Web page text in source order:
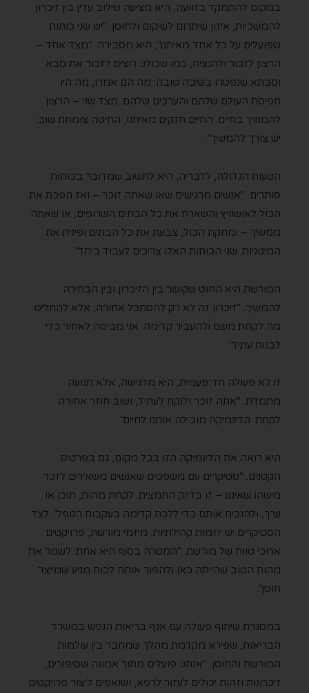
במקום להתמקד בזוועה, היא מציעה שילוב עדין בין זיכרון
להמשכיות, איזון שיתרום לשיקום ולחוסן. "יש שני כוחות
שפועלים על כל אחד מאיתנו", היא מסבירה. "מצד אחד –
הרצון לזכור ולהנציח, כמו שכולנו רוצים לזכור את סבא
וסבתא שנפטרו בשיבה טובה: מה הם אמרו, מה היו
תפיסת העולם שלהם והערכים שלהם. מצד שני – הרצון
להמשיך בחיים. החיים חזקים מאיתנו, החיטה צומחת שוב.
יש צורך להמשיך".
הטעות הגדולה, לדבריה, היא לחשוב שמדובר בכוחות
סותרים. "אנשים מרגישים שאו שאתה זוכר – ואז הפכת את
הכול לאושוויץ והשארת את כל הבתים השרופים, או שאתה
ממשיך – ומחקת הכול, צבעת את כל הבתים ופינית את
המיגוניות. שני הכוחות האלו צריכים לעבוד ביחד".
המורשת היא החוט שקושר בין הזיכרון ובין הבחירה
להמשיך. "זיכרון זה לא רק להסתכל אחורה, אלא להחליט
מה לקחת משם ולהעביר קדימה. אני מביטה לאחור כדי
לבנות עתיד".
זו לא פעולה חד־פעמית, היא מדגישה, אלא תנועה
מתמדת. "אתה זוכר ולוקח לעתיד, ושוב חוזר אחורה
לקחת. הדינמיקה מובילה אותנו לחיים".
היא רואה את הדינמיקה הזו בכל מקום, גם בפרטים
הקטנים. "סטיקרים עם משפטים שאנשים משאירים לזכר
מישהו שאיננו – זו בדיוק התמצית. לקחת מהות, תוכן או
ערך, ולהנכיח אותם כדי ללכת קדימה בעקבות הנופל". לצד
הסטיקרים יש יוזמות קהילתיות, מיזמי מורשת, פרויקטים
ארוכי טווח של מורשת. "המטרה בסוף היא אחת: לשמר את
מהות הטוב שהייתה כאן ולהפוך אותה לכוח מניע שמייצר
חוסן".
במסגרת שיתוף פעולה עם אגף בריאות הנפש במשרד
הבריאות, שפירא מקדמת מהלך שמחבר בין עולמות
המורשת והחוסן. "אנחנו פועלים מתוך אמונה שסיפורים,
זיכרונות וזהות יכולים לעזור לרפא, ושואפים ליצור פרויקטים